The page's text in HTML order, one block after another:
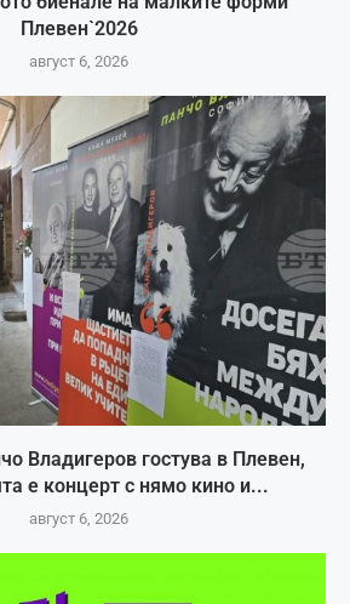
Плевен`2026
август 6, 2026
Владигеров гостува в Плевен,
е концерт с нямо кино и...
август 6, 2026